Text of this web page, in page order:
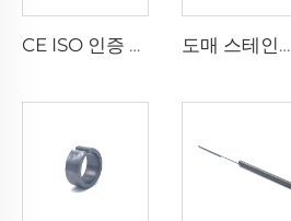
CE ISO 인증 공장 와이어 성형 스테인리스 스틸 더블 토션 스프링 클립 도매 스테인리스 스틸 스프링 운동기구 토션 스프링